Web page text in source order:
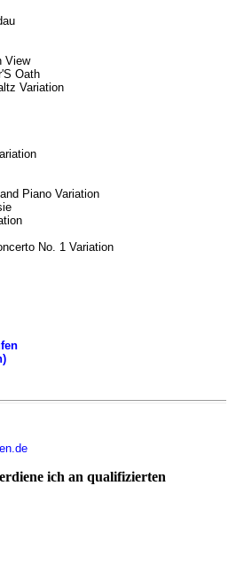
View
Oath
Variation
Piano Variation
No. 1 Variation
ich an qualifizierten